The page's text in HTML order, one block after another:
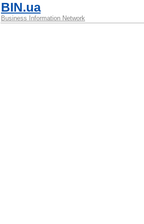
BIN.ua
Business Information Network